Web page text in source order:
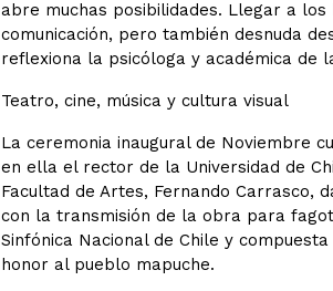
abre muchas posibilidades. Llegar a
comunicación, pero también desnuda
reflexiona la psicóloga y académica de
Teatro, cine, música y cultura visual
La ceremonia inaugural de Noviembre
en ella el rector de la Universidad de
Facultad de Artes, Fernando Carrasco,
con la transmisión de la obra para
Sinfónica Nacional de Chile y
honor al pueblo mapuche.